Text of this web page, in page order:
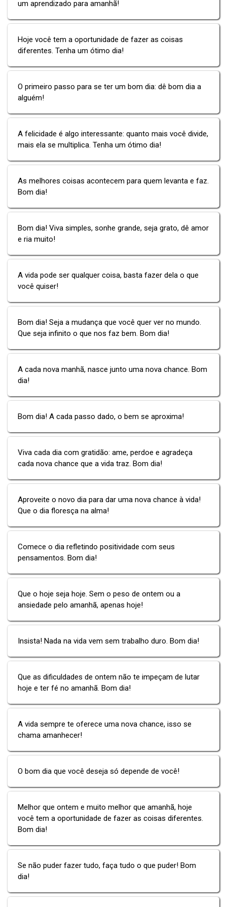
um aprendizado para amanhã!
Hoje você tem a oportunidade de fazer as coisas
diferentes. Tenha um ótimo dia!
O primeiro passo para se ter um bom dia: dê bom dia a
alguém!
A felicidade é algo interessante: quanto mais você divide,
mais ela se multiplica. Tenha um ótimo dia!
As melhores coisas acontecem para quem levanta e faz.
Bom dia!
Bom dia! Viva simples, sonhe grande, seja grato, dê amor
e ria muito!
A vida pode ser qualquer coisa, basta fazer dela o que
você quiser!
Bom dia! Seja a mudança que você quer ver no mundo.
Que seja infinito o que nos faz bem. Bom dia!
A cada nova manhã, nasce junto uma nova chance. Bom
dia!
Bom dia! A cada passo dado, o bem se aproxima!
Viva cada dia com gratidão: ame, perdoe e agradeça
cada nova chance que a vida traz. Bom dia!
Aproveite o novo dia para dar uma nova chance à vida!
Que o dia floresça na alma!
Comece o dia refletindo positividade com seus
pensamentos. Bom dia!
Que o hoje seja hoje. Sem o peso de ontem ou a
ansiedade pelo amanhã, apenas hoje!
Insista! Nada na vida vem sem trabalho duro. Bom dia!
Que as dificuldades de ontem não te impeçam de lutar
hoje e ter fé no amanhã. Bom dia!
A vida sempre te oferece uma nova chance, isso se
chama amanhecer!
O bom dia que você deseja só depende de você!
Melhor que ontem e muito melhor que amanhã, hoje
você tem a oportunidade de fazer as coisas diferentes.
Bom dia!
Se não puder fazer tudo, faça tudo o que puder! Bom
dia!